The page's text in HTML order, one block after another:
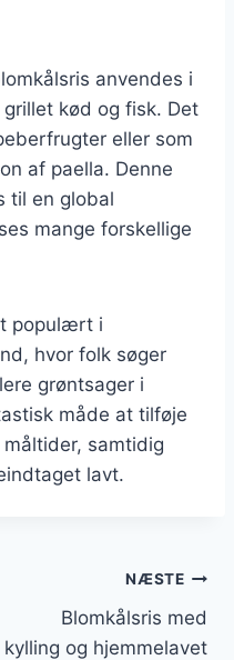
anvendes i
kød og fisk. Det
eller som
af paella. Denne
til en global
mange forskellige
populært i
hvor folk søger
grøntsager i
måde at tilføje
samtidig
lavt.
NÆSTE
Blomkålsris med
kylling og hjemmelavet